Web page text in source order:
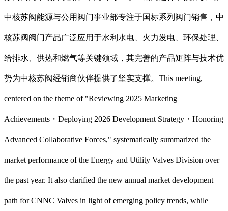
中核苏阀能源与公用阀门事业部专注于国标系列阀门销售，中
核苏阀阀门产品广泛应用于水利水电、火力发电、环保处理、
给排水、供热和燃气等关键领域，其完善的产品矩阵与技术优
势为中核苏阀经销商伙伴提供了坚实支撑。 This meeting,
centered on the theme of "Reviewing 2025 Marketing
Achievements・Deploying 2026 Development Strategy・Honoring
Advanced Collaborative Forces," systematically summarized the
market performance of the Energy and Utility Valves Division over
the past year. It also clarified the new annual market development
path for CNNC Valves in light of emerging policy trends, while